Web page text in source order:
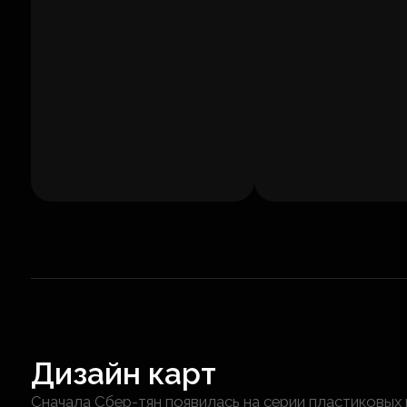
Дизайн карт
Сначала Сбер-тян появилась на серии